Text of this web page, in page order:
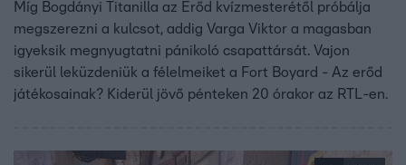
Míg Bogdányi Titanilla az Erőd kvízmesterétől próbálja
megszerezni a kulcsot, addig Varga Viktor a magasban
igyeksik megnyugtatni pánikoló csapattársát. Vajon
sikerül leküzdeniük a félelmeiket a Fort Boyard - Az erőd
játékosainak? Kiderül jövő pénteken 20 órakor az RTL-en.